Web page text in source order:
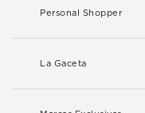
Personal Shopper
La Gaceta